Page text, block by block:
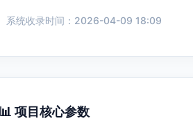
系统收录时间：2026-04-09 18:09
📊 项目核心参数